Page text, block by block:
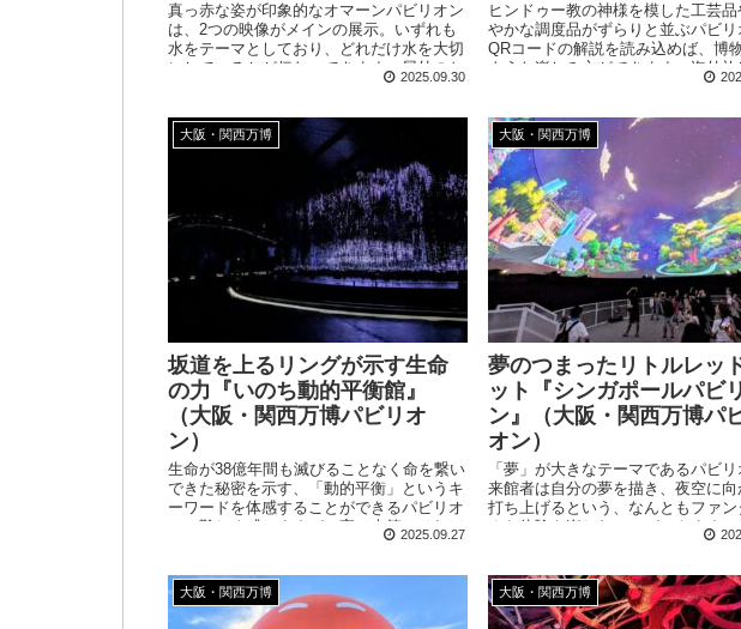
真っ赤な姿が印象的なオマーンパビリオン
は、2つの映像がメインの展示。いずれも
水をテーマとしており、どれだけ水を大切
にしているかが伝わってきます。屋外のお
庭は、よく見ると様々な見どころがあるの
2025.09.30
ヒンドゥー教の神様を模した工芸
やかな調度品がずらりと並ぶパビリ
QRコードの解説を読み込めば、博
ような楽しみ方ができます。海外
たような気持ちになれるショップ
大阪・関西万博
坂道を上るリングが示す生命
の力『いのち動的平衡館』
（大阪・関西万博パビリオ
ン）
生命が38億年間も滅びることなく命を繋い
できた秘密を示す、「動的平衡」というキ
ーワードを体感することができるパビリオ
ン。難しく感じますが、実は本筋はそれほ
ど複雑ではありません。どう捉えるかは分
気づきに出会うことができました！
2025.09.27
大阪・関西万博
夢のつまったリトルレッ
ット『シンガポールパビ
ン』（大阪・関西万博パ
オン）
「夢」が大きなテーマであるパビリ
来館者は自分の夢を描き、夜空に向
打ち上げるという、なんともファン
クな体験を楽しむことができます
りした気持ちになれるパビリオンで
大阪・関西万博 大阪・関西万博